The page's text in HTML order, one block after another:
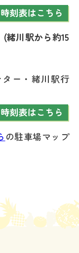
緒川駅から約15
ー・緒川駅行
の駐車場マップ